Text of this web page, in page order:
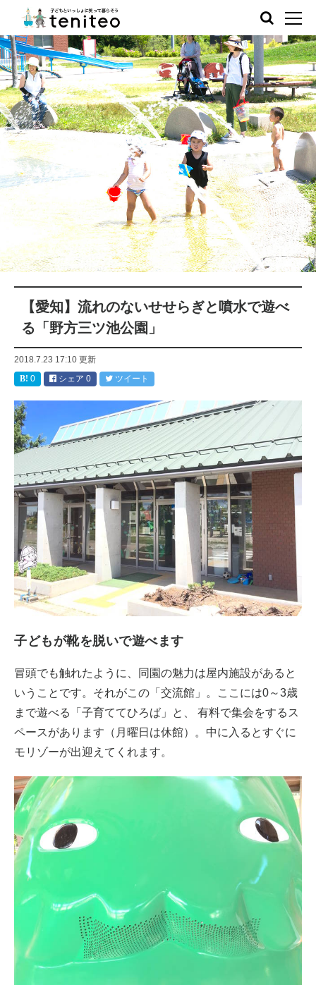
【愛知】流れのないせせらぎと噴水で遊べ
る「野方三ツ池公園」
2018.7.23 17:10 更新
0
シェア 0 ツイート
子どもが靴を脱いで遊べます
冒頭でも触れたように、同園の魅力は屋内施設があると
いうことです。それがこの「交流館」。ここには0～3歳
まで遊べる「子育ててひろば」と、 有料で集会をするス
ペースがあります（月曜日は休館）。中に入るとすぐに
モリゾーが出迎えてくれます。